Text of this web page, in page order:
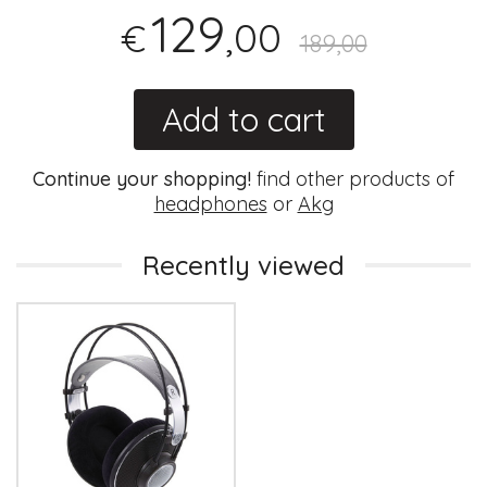
€129,00 189,00
Add to cart
Continue your shopping! find other products of
headphones or Akg
Recently viewed